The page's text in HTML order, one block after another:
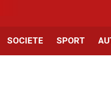
SOCIETE SPORT